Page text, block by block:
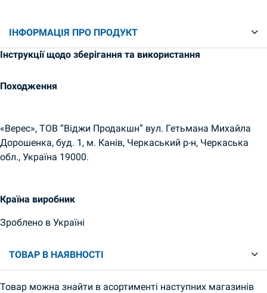
ІНФОРМАЦІЯ ПРО ПРОДУКТ
Інструкції щодо зберігання та використання
Походження
«Верес», ТОВ “Віджи Продакшн” вул. Гетьмана Михайла
Дорошенка, буд. 1, м. Канів, Черкаський р-н, Черкаська
обл., Україна 19000.
Країна виробник
Зроблено в Україні
ТОВАР В НАЯВНОСТІ
Товар можна знайти в асортименті наступних магазинів